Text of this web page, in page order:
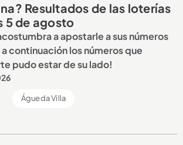
Resultados de las loterías
5 de agosto
a apostarle a sus números
continuación los números que
pudo estar de su lado!
Águeda Villa